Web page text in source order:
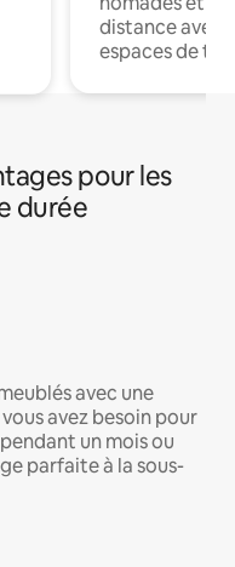
distance avec
espaces de
pour les
durée
avec une
avez besoin pour
un mois ou
parfaite à la sous-